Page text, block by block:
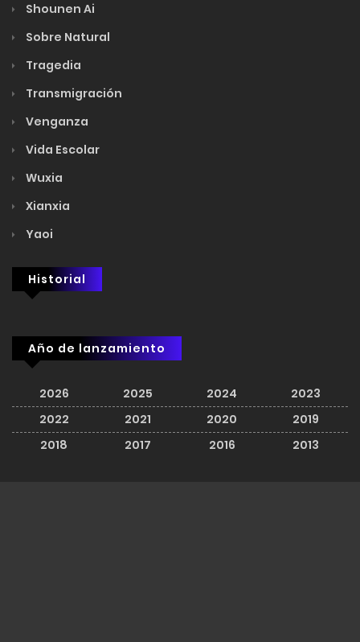
Shounen Ai
Sobre Natural
Tragedia
Transmigración
Venganza
Vida Escolar
Wuxia
Xianxia
Yaoi
Historial
Año de lanzamiento
2026 2025 2024
2023
2022
2021 2020
2019
2018
2017 2016 2013